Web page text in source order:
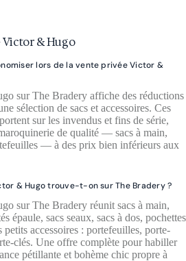
& Hugo
lors de la vente privée Victor &
sur The Bradery affiche des réductions
sélection de sacs et accessoires. Ces
sur les invendus et fins de série,
de qualité — sacs à main,
— à des prix bien inférieurs aux
& Hugo trouve-t-on sur The Bradery ?
sur The Bradery réunit sacs à main,
épaule, sacs seaux, sacs à dos, pochettes
petits accessoires : portefeuilles, porte-
clés. Une offre complète pour habiller
pétillante et bohème chic propre à